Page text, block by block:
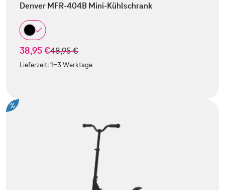
Denver MFR-404B Mini-Kühlschrank
38,95 €statt
48,95 €
Lieferzeit:1-3 Werktage
%